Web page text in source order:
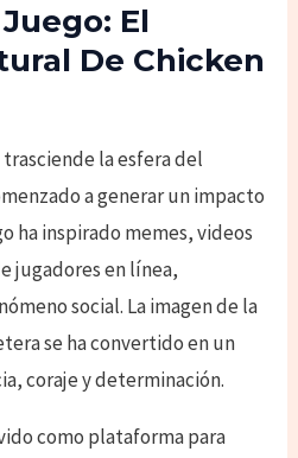
El
De Chicken
la esfera del
a generar un impacto
ha inspirado memes, videos
jugadores en línea,
social. La imagen de la
se ha convertido en un
coraje y determinación.
como plataforma para